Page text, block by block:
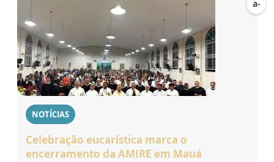
NOTÍCIAS
Celebração eucarística marca o
encerramento da AMIRE em Mauá